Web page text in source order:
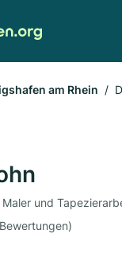
am Rhein
Maler und